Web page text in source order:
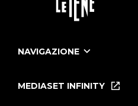
NAVIGAZIONE
Le Iene Presentano Inside
MEDIASET INFINITY